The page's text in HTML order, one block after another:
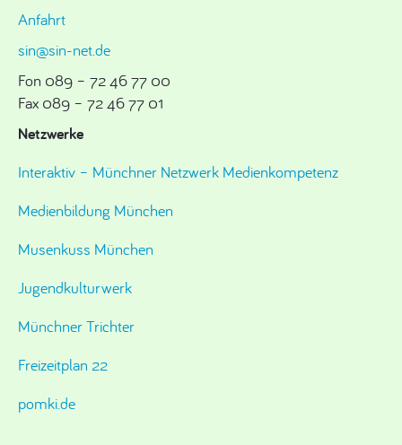
Anfahrt
sin@sin-net.de
Fon 089 – 72 46 77 00
Fax 089 – 72 46 77 01
Netzwerke
Interaktiv – Münchner Netzwerk Medienkompetenz
Medienbildung München
Musenkuss München
Jugendkulturwerk
Münchner Trichter
Freizeitplan 22
pomki.de